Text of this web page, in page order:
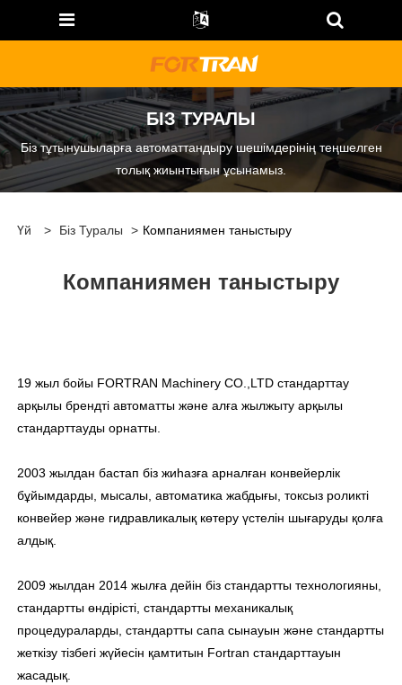
БІЗ ТУРАЛЫ
Біз тұтынушыларға автоматтандыру шешімдерінің теңшелген
толық жиынтығын ұсынамыз.
Үй > Біз Туралы > Компаниямен таныстыру
Компаниямен таныстыру
19 жыл бойы FORTRAN Machinery CO.,LTD стандарттау
арқылы брендті автоматты және алға жылжыту арқылы
стандарттауды орнатты.
2003 жылдан бастап біз жиһазға арналған конвейерлік
бұйымдарды, мысалы, автоматика жабдығы, токсыз роликті
конвейер және гидравликалық көтеру үстелін шығаруды қолға
алдық.
2009 жылдан 2014 жылға дейін біз стандартты технологияны,
стандартты өндірісті, стандартты механикалық
процедураларды, стандартты сапа сынауын және стандартты
жеткізу тізбегі жүйесін қамтитын Fortran стандарттауын
жасадық.